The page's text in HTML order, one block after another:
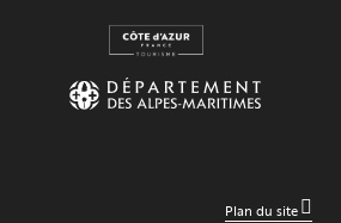
Plan du site